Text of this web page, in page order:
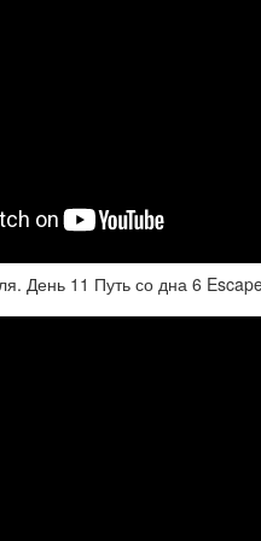
День 11 Путь со дна 6